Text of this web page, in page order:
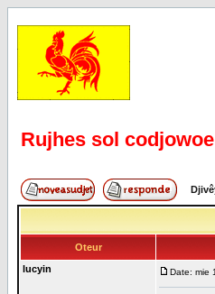
Rujhes sol codjowoe
Oteur
lucyin
Date: mie